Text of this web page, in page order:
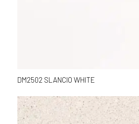
DM2502 SLANCIO WHITE